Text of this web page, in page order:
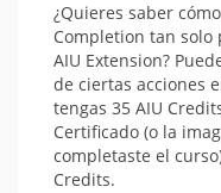
¿Quieres saber
Completion tan
AIU Extension?
de ciertas acciones
tengas 35 AIU
Certificado (o la
completaste el
Credits.